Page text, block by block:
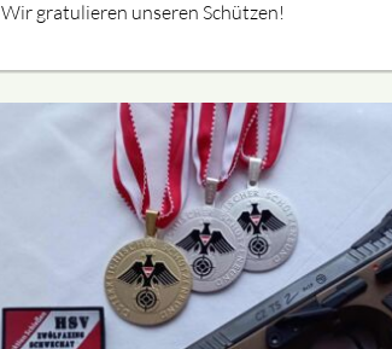
Wir gratulieren unseren Schützen!